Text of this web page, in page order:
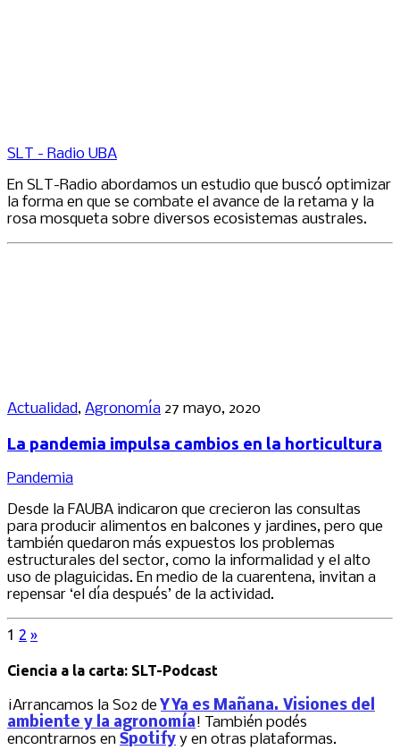
SLT - Radio UBA
En SLT-Radio abordamos un estudio que buscó optimizar
la forma en que se combate el avance de la retama y la
rosa mosqueta sobre diversos ecosistemas australes.
Actualidad, Agronomía 27 mayo, 2020
La pandemia impulsa cambios en la horticultura
Pandemia
Desde la FAUBA indicaron que crecieron las consultas
para producir alimentos en balcones y jardines, pero que
también quedaron más expuestos los problemas
estructurales del sector, como la informalidad y el alto
uso de plaguicidas. En medio de la cuarentena, invitan a
repensar ‘el día después’ de la actividad.
1 2 »
Ciencia a la carta: SLT-Podcast
¡Arrancamos la S02 deY Ya es Mañana. Visiones del
ambiente y la agronomía! También podés
encontrarnos en Spotify y en otras plataformas.